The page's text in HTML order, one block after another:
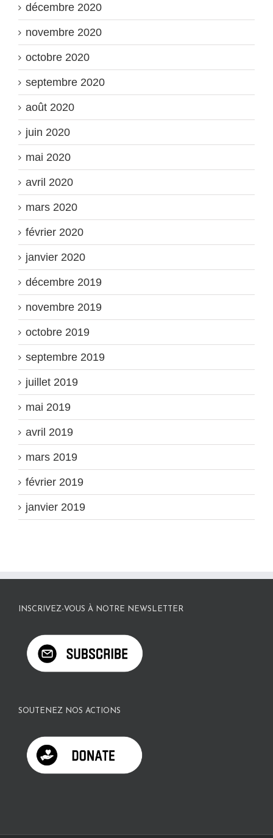
décembre 2020
novembre 2020
octobre 2020
septembre 2020
août 2020
juin 2020
mai 2020
avril 2020
mars 2020
février 2020
janvier 2020
décembre 2019
novembre 2019
octobre 2019
septembre 2019
juillet 2019
mai 2019
avril 2019
mars 2019
février 2019
janvier 2019
INSCRIVEZ-VOUS À NOTRE NEWSLETTER
SOUTENEZ NOS ACTIONS